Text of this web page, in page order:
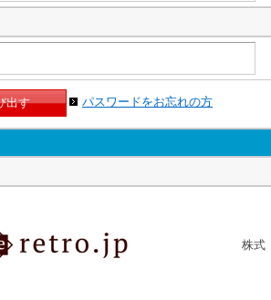
パスワードをお忘れの方
株式